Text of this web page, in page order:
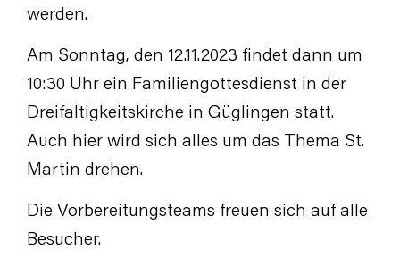
werden.
Am Sonntag, den 12.11.2023 findet dann um
10:30 Uhr ein Familiengottesdienst in der
Dreifaltigkeitskirche in Güglingen statt.
Auch hier wird sich alles um das Thema St.
Martin drehen.
Die Vorbereitungsteams freuen sich auf alle
Besucher.